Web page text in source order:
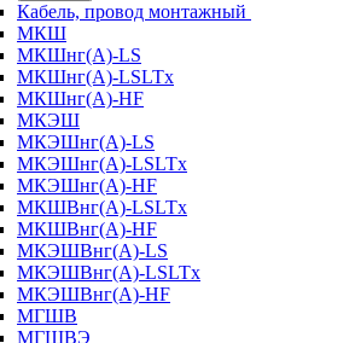
Кабель, провод монтажный
МКШ
МКШнг(А)-LS
МКШнг(А)-LSLTx
МКШнг(А)-HF
МКЭШ
МКЭШнг(А)-LS
МКЭШнг(А)-LSLTx
МКЭШнг(А)-HF
МКШВнг(A)-LSLTx
МКШВнг(А)-HF
МКЭШВнг(А)-LS
МКЭШВнг(A)-LSLTx
МКЭШВнг(А)-HF
МГШВ
МГШВЭ